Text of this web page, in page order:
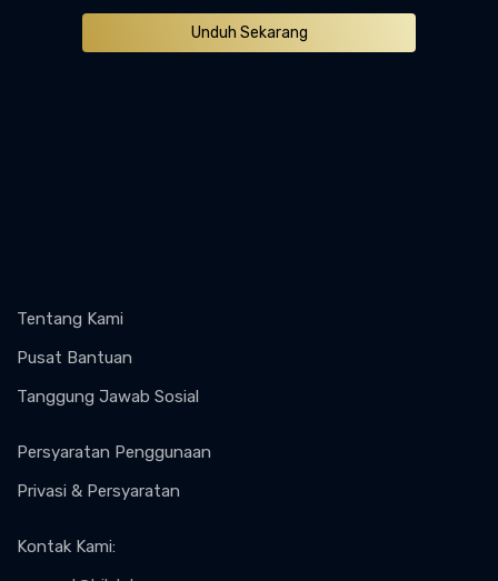
Unduh Sekarang
Tentang Kami
Pusat Bantuan
Tanggung Jawab Sosial
Persyaratan Penggunaan
Privasi & Persyaratan
Kontak Kami: